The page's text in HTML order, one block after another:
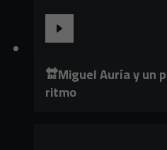
🔛Miguel Auría y un
ritmo